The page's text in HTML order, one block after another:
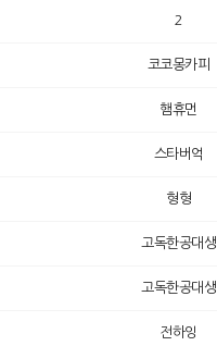
2
코코몽카피
햄휴먼
스타버억
형형
고독한공대생
고독한공대생
전하잉